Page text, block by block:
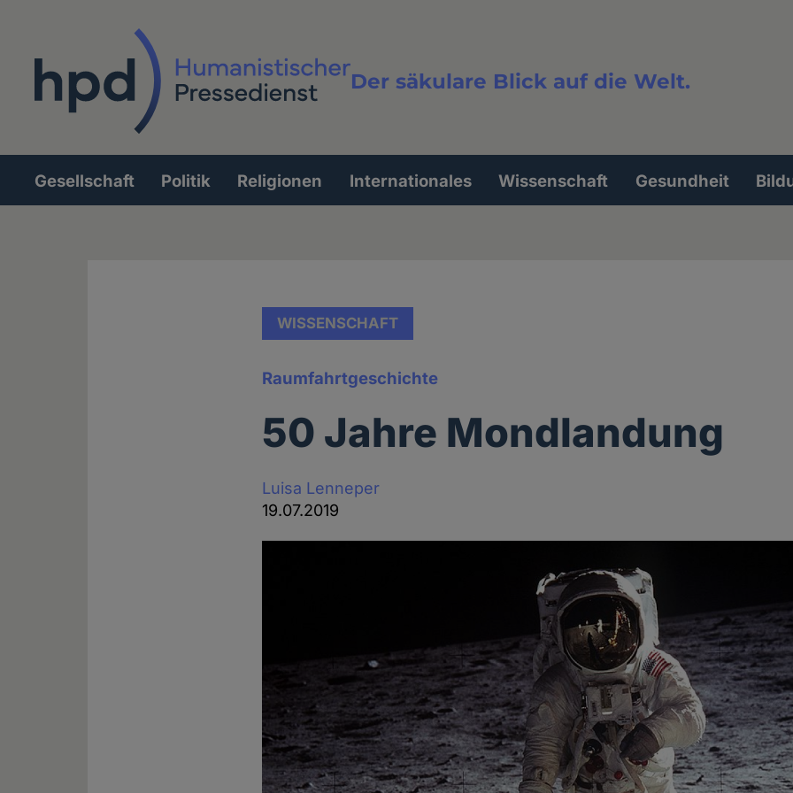
Der säkulare Blick auf die Welt.
Volltextsuche
Hauptnavigation
Gesellschaft Politik Religionen Internationales Wissenschaft Gesundheit
WISSENSCHAFT
Raumfahrtgeschichte
50 Jahre Mondlandung
Luisa Lenneper
19.07.2019